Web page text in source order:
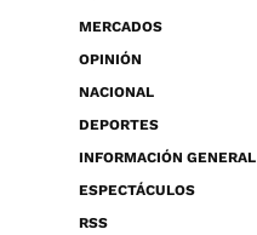
MERCADOS
OPINIÓN
NACIONAL
DEPORTES
INFORMACIÓN GENERAL
ESPECTÁCULOS
RSS